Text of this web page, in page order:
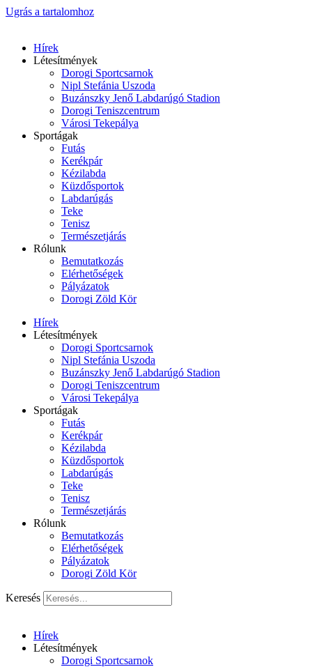
Ugrás a tartalomhoz
Hírek
Létesítmények
Dorogi Sportcsarnok
Nipl Stefánia Uszoda
Buzánszky Jenő Labdarúgó Stadion
Dorogi Teniszcentrum
Városi Tekepálya
Sportágak
Futás
Kerékpár
Kézilabda
Küzdősportok
Labdarúgás
Teke
Tenisz
Természetjárás
Rólunk
Bemutatkozás
Elérhetőségek
Pályázatok
Dorogi Zöld Kör
Hírek
Létesítmények
Dorogi Sportcsarnok
Nipl Stefánia Uszoda
Buzánszky Jenő Labdarúgó Stadion
Dorogi Teniszcentrum
Városi Tekepálya
Sportágak
Futás
Kerékpár
Kézilabda
Küzdősportok
Labdarúgás
Teke
Tenisz
Természetjárás
Rólunk
Bemutatkozás
Elérhetőségek
Pályázatok
Dorogi Zöld Kör
Keresés
Hírek
Létesítmények
Dorogi Sportcsarnok